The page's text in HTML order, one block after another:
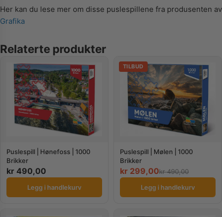
Her kan du lese mer om disse puslespillene fra produsenten av
Grafika
Relaterte produkter
Puslespill | Hønefoss | 1000
Brikker
kr 490,00
Legg i handlekurv
TILBUD
Puslespill | Mølen | 1000
Brikker
kr 299,00kr490,00
Legg i handlekurv